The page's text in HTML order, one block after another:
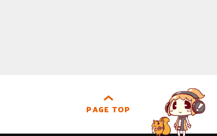
PAGE TOP